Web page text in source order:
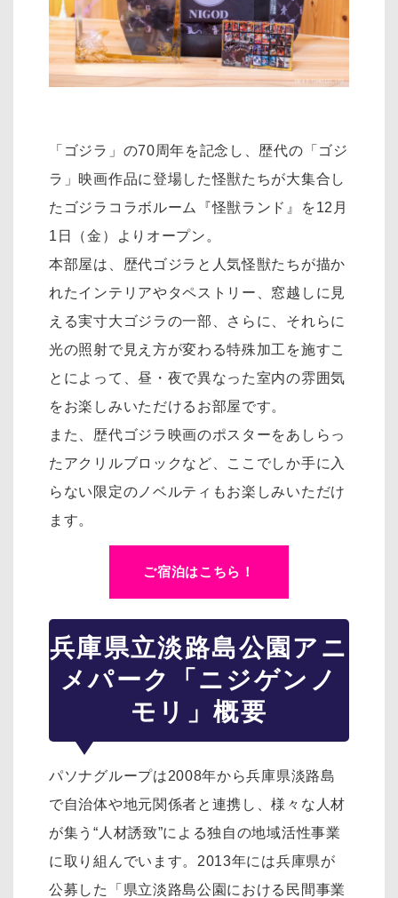
「ゴジラ」の70周年を記念し、歴代の「ゴジ
ラ」映画作品に登場した怪獣たちが大集合し
たゴジラコラボルーム『怪獣ランド』を12月
1日（金）よりオープン。
本部屋は、歴代ゴジラと人気怪獣たちが描か
れたインテリアやタペストリー、窓越しに見
える実寸大ゴジラの一部、さらに、それらに
光の照射で見え方が変わる特殊加工を施すこ
とによって、昼・夜で異なった室内の雰囲気
をお楽しみいただけるお部屋です。
また、歴代ゴジラ映画のポスターをあしらっ
たアクリルブロックなど、ここでしか手に入
らない限定のノベルティもお楽しみいただけ
ます。
ご宿泊はこちら！
兵庫県立淡路島公園アニ
メパーク「ニジゲンノ
モリ」概要
パソナグループは2008年から兵庫県淡路島
で自治体や地元関係者と連携し、様々な人材
が集う“人材誘致”による独自の地域活性事業
に取り組んでいます。2013年には兵庫県が
公募した「県立淡路島公園における民間事業